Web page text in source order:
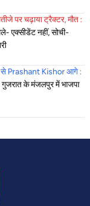
पर चढ़ाया ट्रैक्टर, मौत :
एक्सीडेंट नहीं, सोची-
से Prashant Kishor आगे :
के मंजलपुर में भाजपा